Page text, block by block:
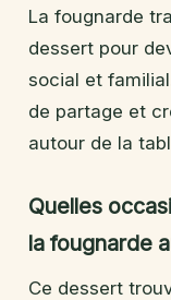
La fougnarde
dessert pour
social et
de partage et
autour de la
Quelles
la fougnarde
Ce dessert